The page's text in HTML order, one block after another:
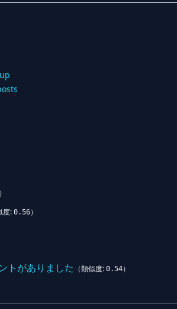
）
度: 0.56）
トがありました （類似度: 0.54）